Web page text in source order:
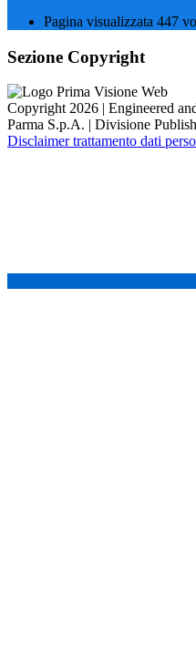
Pagina visualizzata 447
Sezione Copyright
Copyright 2026 | Engineered
Parma S.p.A. | Divisione
Disclaimer trattamento dati